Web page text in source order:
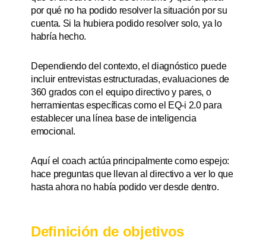
por qué no ha podido resolver la situación por su
cuenta. Si la hubiera podido resolver solo, ya lo
habría hecho.
Dependiendo del contexto, el diagnóstico puede
incluir entrevistas estructuradas, evaluaciones de
360 grados con el equipo directivo y pares, o
herramientas específicas como el EQ-i 2.0 para
establecer una línea base de inteligencia
emocional.
Aquí el coach actúa principalmente como espejo:
hace preguntas que llevan al directivo a ver lo que
hasta ahora no había podido ver desde dentro.
Definición de objetivos